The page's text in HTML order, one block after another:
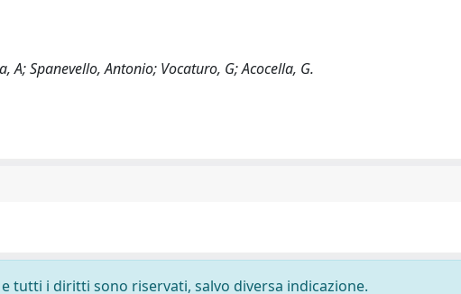
A; Spanevello, Antonio; Vocaturo, G; Acocella, G.
tutti i diritti sono riservati, salvo diversa indicazione.